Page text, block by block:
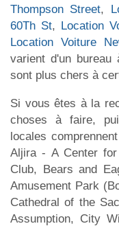
Thompson Street,
60Th St, Location
Location Voiture
varient d'un
sont plus chers à
Si vous êtes à la
choses à faire,
locales
Aljira - A Center
Club, Bears and
Amusement Park
Cathedral of the
Assumption, City